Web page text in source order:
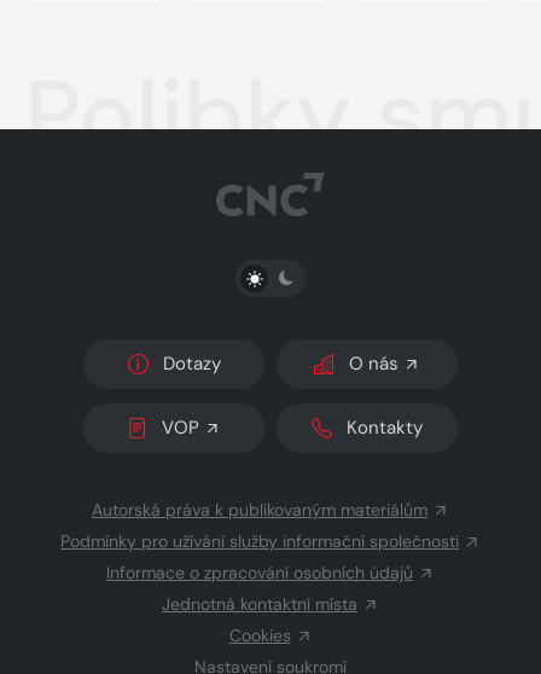
Polibky
PŘEPNOUT SVĚTLÝ/TMAVÝ REŽIM
Dotazy O nás
VOP Kontakty
Autorská práva k publikovaným materiálům
Podmínky pro užívání služby informační společnosti
Informace o zpracování osobních údajů
Jednotná kontaktní místa
Cookies
Nastavení soukromí